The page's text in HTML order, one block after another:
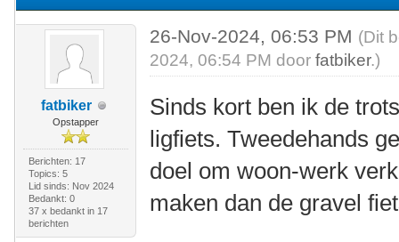
fatbiker
Opstapper
Berichten: 17
Topics: 5
Lid sinds: Nov 2024
Bedankt: 0
37 x bedankt in 17
berichten
26-Nov-2024, 06:53 PM (Dit
2024, 06:54 PM doorfatbiker.)
Sinds kort ben ik de
ligfiets. Tweedehands
doel om woon-werk
maken dan de gravel